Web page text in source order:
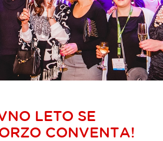
LETO SE
CONVENTA!